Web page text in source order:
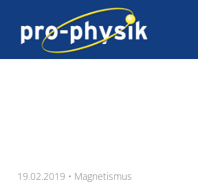
19.02.2019 • Magnetismus